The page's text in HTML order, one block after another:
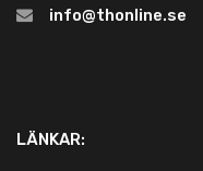
info@thonline.se
LÄNKAR: